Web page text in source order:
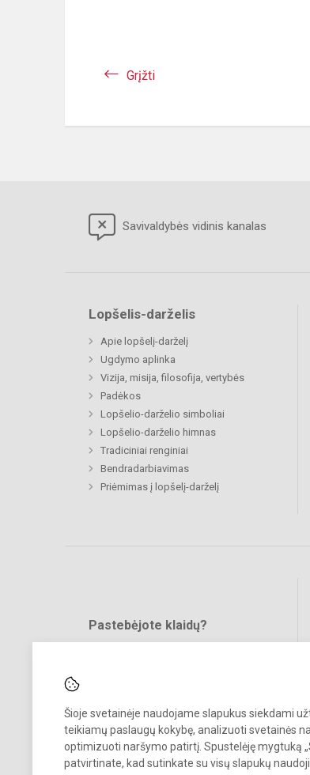
Šioje svetainėje naudojame slapukus siekdami
teikiamų paslaugų kokybę, analizuoti svetainės
optimizuoti naršymo patirtį. Spustelėję mygtuką
patvirtinate, kad sutinkate su visų slapukų
Grįžti
Savivaldybės vidinis kanalas
Lopšelis-darželis
Apie lopšelį-darželį
Ugdymo aplinka
Vizija, misija, filosofija, vertybės
Padėkos
Lopšelio-darželio simboliai
Lopšelio-darželio himnas
Tradiciniai renginiai
Bendradarbiavimas
Priėmimas į lopšelį-darželį
Pastebėjote klaidų?